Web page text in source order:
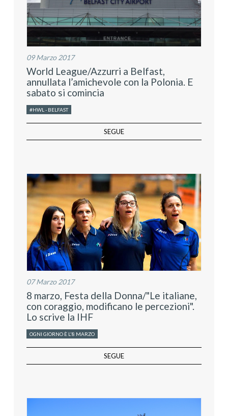
09 Marzo 2017
World League/Azzurri a Belfast,
annullata l’amichevole con la Polonia. E
sabato si comincia
#HWL - BELFAST
SEGUE
07 Marzo 2017
8 marzo, Festa della Donna/"Le italiane,
con coraggio, modificano le percezioni".
Lo scrive la IHF
OGNI GIORNO È L'8 MARZO
SEGUE